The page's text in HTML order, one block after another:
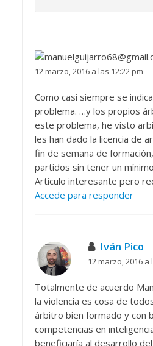
12 marzo, 2016 a las 12:22 pm
Como casi siempre se
problema. …y los propios
este problema, he visto
les han dado la licencia de
fin de semana de
partidos sin tener un
Artículo interesante pero
Accede para responder
Iván Pico
12 marzo, 2016 a
Totalmente de acuerdo
la violencia es cosa de
árbitro bien formado y con
competencias en
beneficiaría al desarrollo